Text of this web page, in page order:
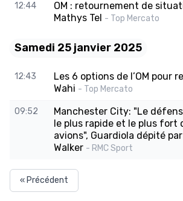
12:44
OM : retournement de
Mathys Tel - Top Mercato
Samedi 25 janvier 2025
12:43
Les 6 options de l’OM pour
Wahi - Top Mercato
09:52
Manchester City: "Le
le plus rapide et le plus fort
avions", Guardiola dépité
Walker - RMC Sport
« Précédent